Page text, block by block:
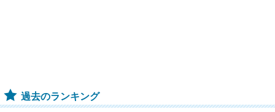
過去のランキング